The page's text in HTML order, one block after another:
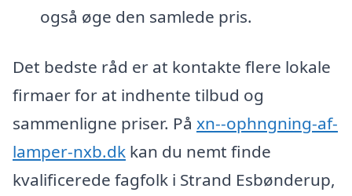
også øge den samlede pris.
Det bedste råd er at kontakte flere lokale
firmaer for at indhente tilbud og
sammenligne priser. På xn--ophngning-af-
lamper-nxb.dk kan du nemt finde
kvalificerede fagfolk i Strand Esbønderup,